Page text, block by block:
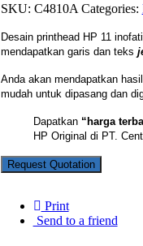
SKU: C4810A Categories:
Desain printhead HP 11
mendapatkan garis dan teks
Anda akan mendapatkan
mudah untuk dipasang dan
Dapatkan“harga
HP Original di PT.
Request Quotation
Print
Send to a friend